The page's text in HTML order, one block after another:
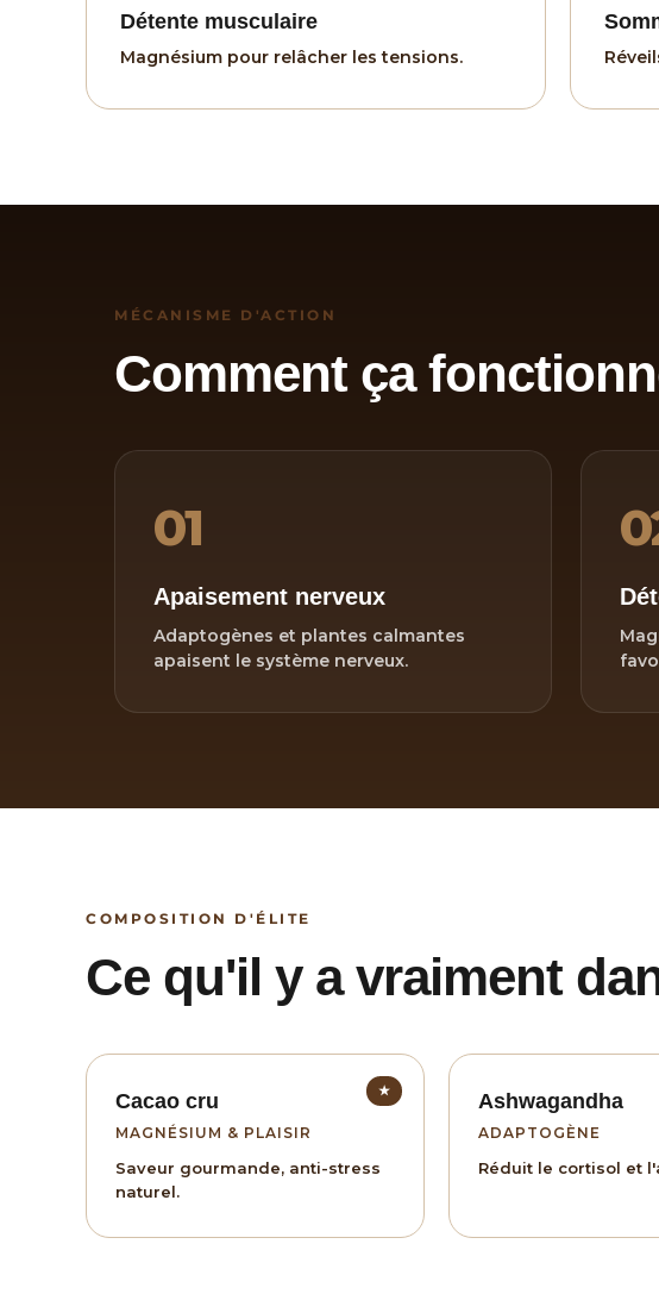
Détente musculaire
Magnésium pour relâcher les tensions.
MÉCANISME D'ACTION
Comment ça
01
Apaisement nerveux
Adaptogènes et plantes calmantes
apaisent le système nerveux.
COMPOSITION D'ÉLITE
Ce qu'il y a vraiment
★
Cacao cru
MAGNÉSIUM & PLAISIR
Saveur gourmande, anti-stress
naturel.
Ashwagandha
ADAPTOGÈNE
Réduit le cortisol et